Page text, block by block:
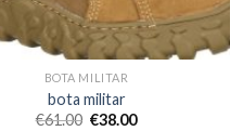
BOTA MILITAR
bota militar
€61.00 €38.00